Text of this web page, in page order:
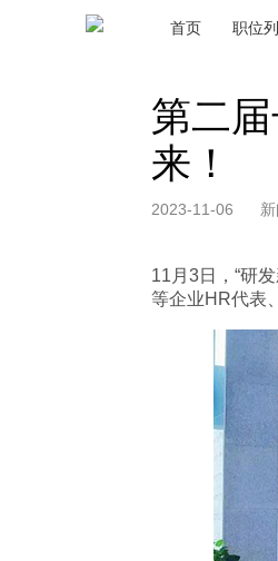
首页 职位
第二
来！
2023-11-06
11月3日，“研
等企业HR代表